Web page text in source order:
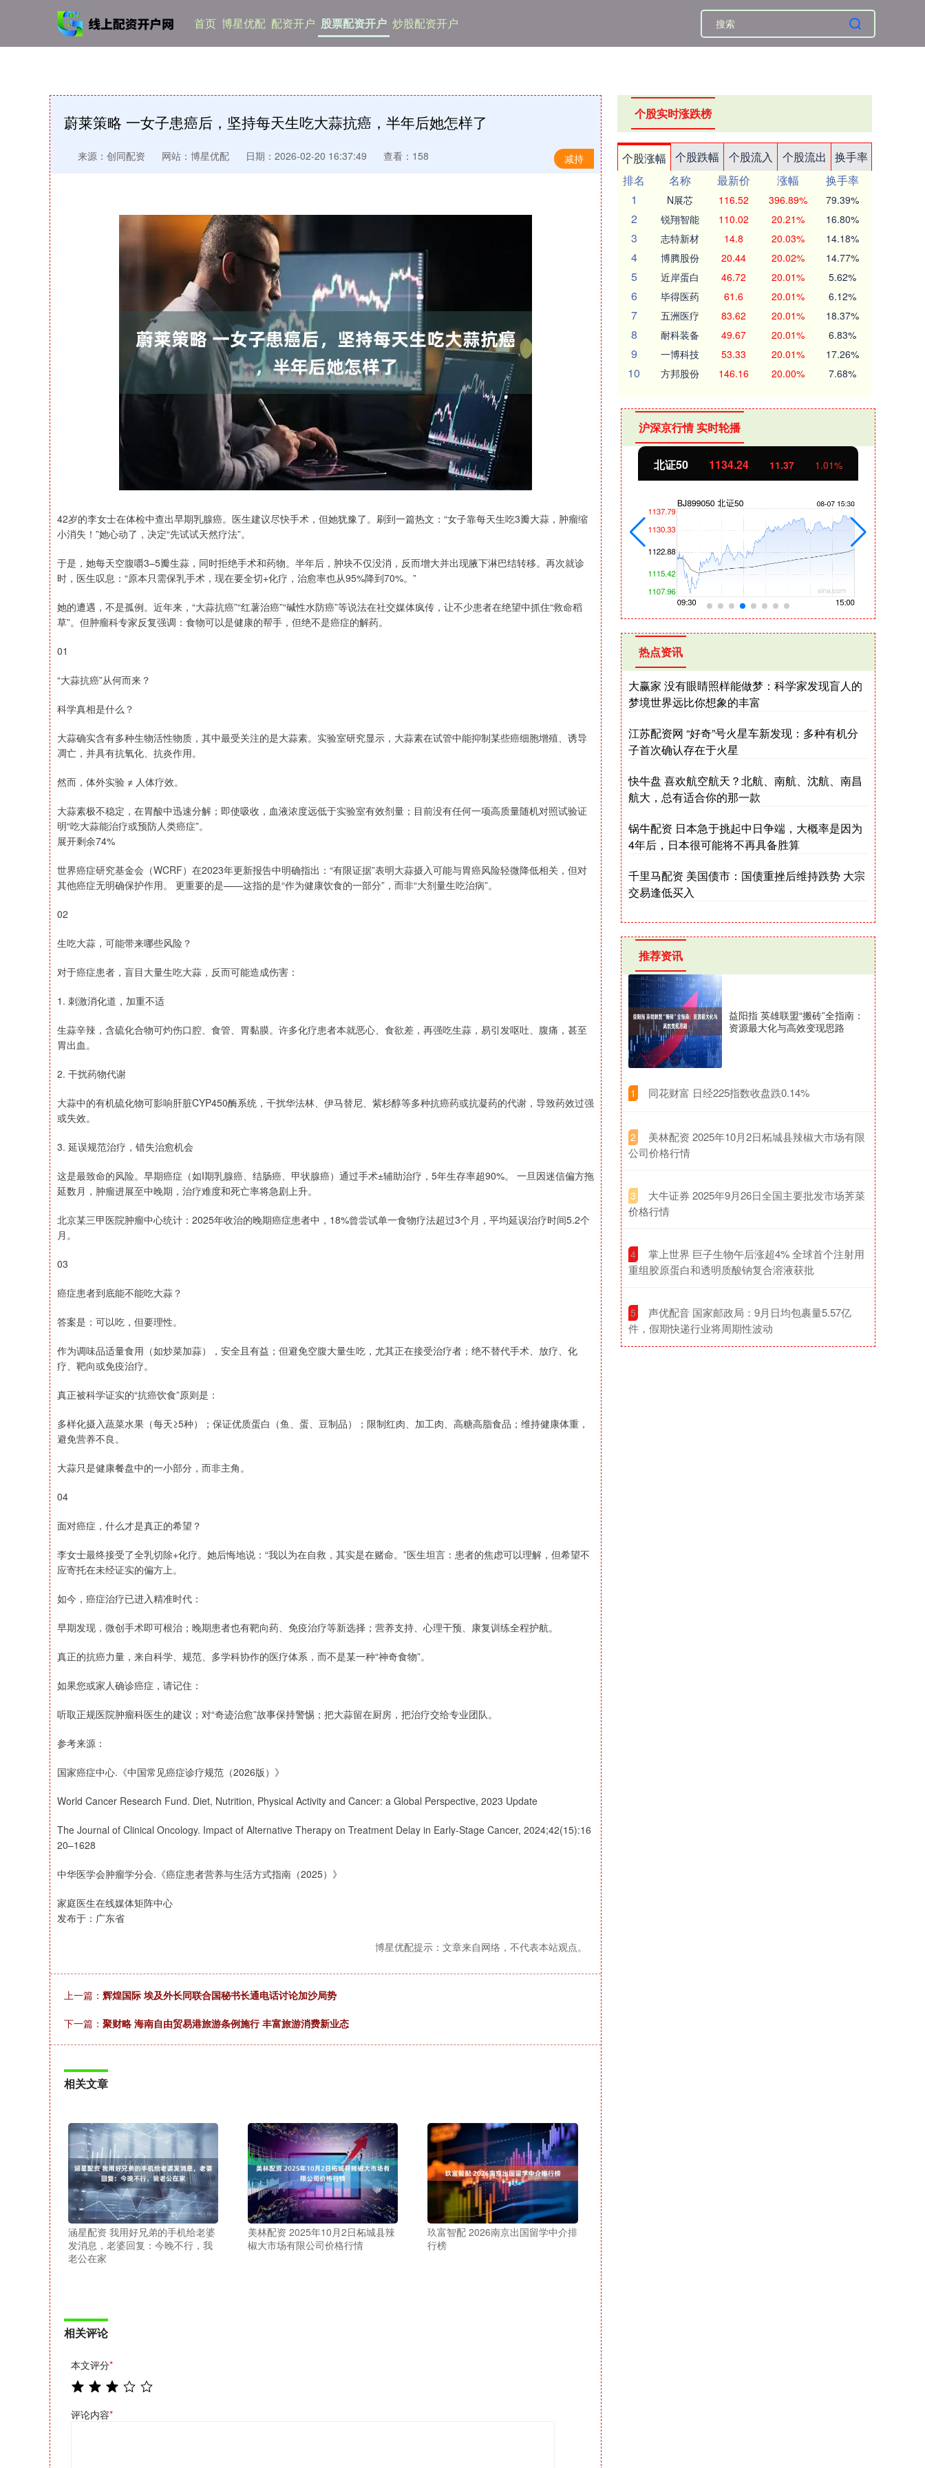
首页 博星优配 配资开户 股票配资开户 炒股配资开户
蔚莱策略 一女子患癌后，坚持每天生吃大蒜抗癌，半年后她怎样了
减持
来源：创同配资 网站：博星优配 日期：2026-02-20 16:37:49 查看：158
42岁的李女士在体检中查出早期乳腺癌。医生建议尽快手术，但她犹豫了。刷到一篇热文：“女子靠每天生吃3瓣大蒜，肿瘤缩
小消失！”她心动了，决定“先试试天然疗法”。
于是，她每天空腹嚼3–5瓣生蒜，同时拒绝手术和药物。半年后，肿块不仅没消，反而增大并出现腋下淋巴结转移。再次就诊
时，医生叹息：“原本只需保乳手术，现在要全切+化疗，治愈率也从95%降到70%。”
她的遭遇，不是孤例。近年来，“大蒜抗癌”“红薯治癌”“碱性水防癌”等说法在社交媒体疯传，让不少患者在绝望中抓住“救命稻
草”。但肿瘤科专家反复强调：食物可以是健康的帮手，但绝不是癌症的解药。
01
“大蒜抗癌”从何而来？
科学真相是什么？
大蒜确实含有多种生物活性物质，其中最受关注的是大蒜素。实验室研究显示，大蒜素在试管中能抑制某些癌细胞增殖、诱导
凋亡，并具有抗氧化、抗炎作用。
然而，体外实验 ≠ 人体疗效。
大蒜素极不稳定，在胃酸中迅速分解；即使吸收，血液浓度远低于实验室有效剂量；目前没有任何一项高质量随机对照试验证
明“吃大蒜能治疗或预防人类癌症”。
展开剩余74%
世界癌症研究基金会（WCRF）在2023年更新报告中明确指出：“有限证据”表明大蒜摄入可能与胃癌风险轻微降低相关，但对
其他癌症无明确保护作用。 更重要的是——这指的是“作为健康饮食的一部分”，而非“大剂量生吃治病”。
02
生吃大蒜，可能带来哪些风险？
对于癌症患者，盲目大量生吃大蒜，反而可能造成伤害：
1. 刺激消化道，加重不适
生蒜辛辣，含硫化合物可灼伤口腔、食管、胃黏膜。许多化疗患者本就恶心、食欲差，再强吃生蒜，易引发呕吐、腹痛，甚至
胃出血。
2. 干扰药物代谢
大蒜中的有机硫化物可影响肝脏CYP450酶系统，干扰华法林、伊马替尼、紫杉醇等多种抗癌药或抗凝药的代谢，导致药效过强
或失效。
3. 延误规范治疗，错失治愈机会
这是最致命的风险。早期癌症（如I期乳腺癌、结肠癌、甲状腺癌）通过手术±辅助治疗，5年生存率超90%。 一旦因迷信偏方拖
延数月，肿瘤进展至中晚期，治疗难度和死亡率将急剧上升。
北京某三甲医院肿瘤中心统计：2025年收治的晚期癌症患者中，18%曾尝试单一食物疗法超过3个月，平均延误治疗时间5.2个
月。
03
癌症患者到底能不能吃大蒜？
答案是：可以吃，但要理性。
作为调味品适量食用（如炒菜加蒜），安全且有益；但避免空腹大量生吃，尤其正在接受治疗者；绝不替代手术、放疗、化
疗、靶向或免疫治疗。
真正被科学证实的“抗癌饮食”原则是：
多样化摄入蔬菜水果（每天≥5种）；保证优质蛋白（鱼、蛋、豆制品）；限制红肉、加工肉、高糖高脂食品；维持健康体重，
避免营养不良。
大蒜只是健康餐盘中的一小部分，而非主角。
04
面对癌症，什么才是真正的希望？
李女士最终接受了全乳切除+化疗。她后悔地说：“我以为在自救，其实是在赌命。”医生坦言：患者的焦虑可以理解，但希望不
应寄托在未经证实的偏方上。
如今，癌症治疗已进入精准时代：
早期发现，微创手术即可根治；晚期患者也有靶向药、免疫治疗等新选择；营养支持、心理干预、康复训练全程护航。
真正的抗癌力量，来自科学、规范、多学科协作的医疗体系，而不是某一种“神奇食物”。
如果您或家人确诊癌症，请记住：
听取正规医院肿瘤科医生的建议；对“奇迹治愈”故事保持警惕；把大蒜留在厨房，把治疗交给专业团队。
参考来源：
国家癌症中心.《中国常见癌症诊疗规范（2026版）》
World Cancer Research Fund. Diet, Nutrition, Physical Activity and Cancer: a Global Perspective, 2023 Update
The Journal of Clinical Oncology. Impact of Alternative Therapy on Treatment Delay in Early-Stage Cancer, 2024;42(15):16
20–1628
中华医学会肿瘤学分会.《癌症患者营养与生活方式指南（2025）》
家庭医生在线媒体矩阵中心
发布于：广东省
博星优配提示：文章来自网络，不代表本站观点。
上一篇： 辉煌国际 埃及外长同联合国秘书长通电话讨论加沙局势
下一篇： 聚财略 海南自由贸易港旅游条例施行 丰富旅游消费新业态
相关文章
涵星配资 我用好兄弟的手机给老婆
发消息，老婆回复：今晚不行，我
老公在家
美林配资 2025年10月2日柘城县辣
椒大市场有限公司价格行情
玖富智配 2026南京出国留学中介排
行榜
相关评论
本文评分*
评论内容*
个股实时涨跌榜
个股涨幅 个股跌幅 个股流入 个股流出
换手率
排名
名称 最新价 涨幅
换手率
1
N展芯 116.52 396.89% 79.39%
2 锐翔智能 110.02 20.21% 16.80%
3 志特新材 14.8 20.03% 14.18%
4 博腾股份 20.44 20.02% 14.77%
5 近岸蛋白 46.72 20.01% 5.62%
6 毕得医药 61.6 20.01% 6.12%
7 五洲医疗 83.62 20.01% 18.37%
8 耐科装备 49.67 20.01% 6.83%
9 一博科技 53.33 20.01% 17.26%
10 方邦股份 146.16 20.00% 7.68%
沪深京行情 实时轮播
深证成指 14311.01 200.89 1.42% 沪深300 4694.44 北证50 1134.24 11.37 1.01%
热点资讯
大赢家 没有眼睛照样能做梦：科学家发现盲人的
梦境世界远比你想象的丰富
江苏配资网 “好奇”号火星车新发现：多种有机分
子首次确认存在于火星
快牛盘 喜欢航空航天？北航、南航、沈航、南昌
航大，总有适合你的那一款
锅牛配资 日本急于挑起中日争端，大概率是因为
4年后，日本很可能将不再具备胜算
千里马配资 美国债市：国债重挫后维持跌势 大宗
交易逢低买入
推荐资讯
益阳指 英雄联盟“搬砖”全指南：
资源最大化与高效变现思路
1 ​同花财富 日经225指数收盘跌0.14%
2
​美林配资 2025年10月2日柘城县辣椒大市场有限
公司价格行情
3
​大牛证券 2025年9月26日全国主要批发市场荠菜
价格行情
4
​掌上世界 巨子生物午后涨超4% 全球首个注射用
重组胶原蛋白和透明质酸钠复合溶液获批
5
​声优配音 国家邮政局：9月日均包裹量5.57亿
件，假期快递行业将周期性波动